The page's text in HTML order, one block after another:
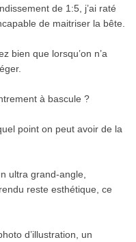
de 1:5, j’ai raté
de maitriser la bête.
bien que lorsqu’on n’a
à bascule ?
point on peut avoir de la
ultra grand-angle,
reste esthétique, ce
d’illustration, un